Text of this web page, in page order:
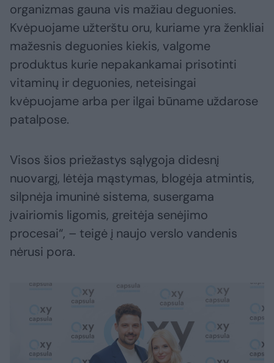
organizmas gauna vis mažiau deguonies.
Kvėpuojame užterštu oru, kuriame yra ženkliai
mažesnis deguonies kiekis, valgome
produktus kurie nepakankamai prisotinti
vitaminų ir deguonies, neteisingai
kvėpuojame arba per ilgai būname uždarose
patalpose.
Visos šios priežastys sąlygoja didesnį
nuovargį, lėtėja mąstymas, blogėja atmintis,
silpnėja imuninė sistema, susergama
įvairiomis ligomis, greitėja senėjimo
procesai“, – teigė į naujo verslo vandenis
nėrusi pora.